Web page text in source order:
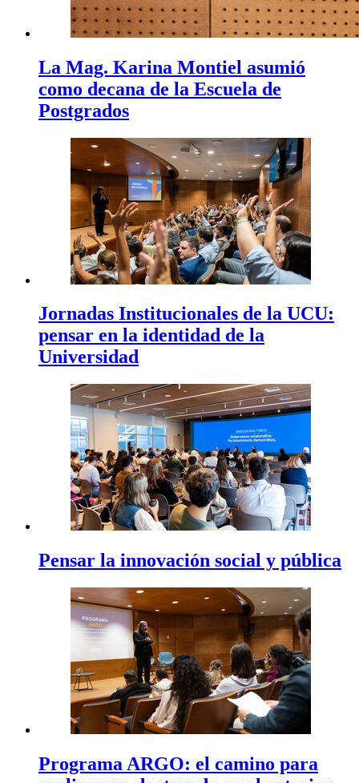
La Mag. Karina Montiel asumió
como decana de la Escuela de
Postgrados
Jornadas Institucionales de la UCU:
pensar en la identidad de la
Universidad
Pensar la innovación social y pública
Programa ARGO: el camino para